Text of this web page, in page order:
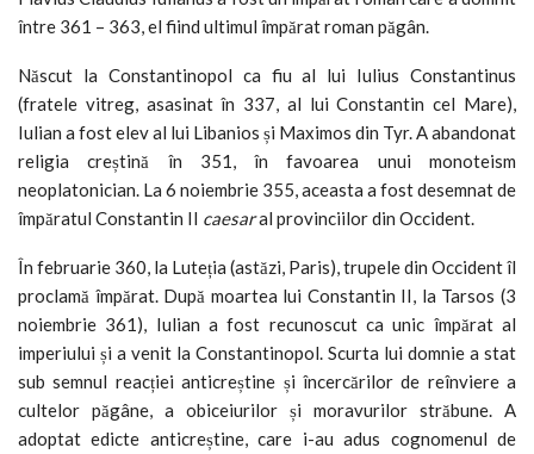
între 361 – 363, el fiind ultimul împărat roman păgân.
Născut la Constantinopol ca fiu al lui Iulius Constantinus
(fratele vitreg, asasinat în 337, al lui Constantin cel Mare),
Iulian a fost elev al lui Libanios și Maximos din Tyr. A abandonat
religia creștină în 351, în favoarea unui monoteism
neoplatonician. La 6 noiembrie 355, aceasta a fost desemnat de
împăratul Constantin II caesaral provinciilor din Occident.
În februarie 360, la Luteția (astăzi, Paris), trupele din Occident îl
proclamă împărat. După moartea lui Constantin II, la Tarsos (3
noiembrie 361), Iulian a fost recunoscut ca unic împărat al
imperiului și a venit la Constantinopol. Scurta lui domnie a stat
sub semnul reacției anticreștine și încercărilor de reînviere a
cultelor păgâne, a obiceiurilor și moravurilor străbune. A
adoptat edicte anticreștine, care i-au adus cognomenul de